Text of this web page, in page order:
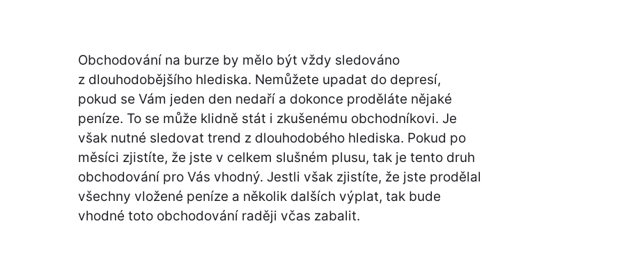
Obchodování na burze by mělo být vždy sledováno
z dlouhodobějšího hlediska. Nemůžete upadat do depresí,
pokud se Vám jeden den nedaří a dokonce proděláte nějaké
peníze. To se může klidně stát i zkušenému obchodníkovi. Je
však nutné sledovat trend z dlouhodobého hlediska. Pokud po
měsíci zjistíte, že jste v celkem slušném plusu, tak je tento druh
obchodování pro Vás vhodný. Jestli však zjistíte, že jste prodělal
všechny vložené peníze a několik dalších výplat, tak bude
vhodné toto obchodování raději včas zabalit.